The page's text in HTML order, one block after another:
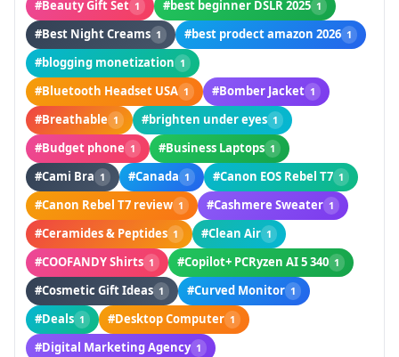
#Beauty Gift Set 1 #best beginner DSLR 2025 1
#Best Night Creams 1 #best prodect amazon 2026 1
#blogging monetization 1
#Bluetooth Headset USA 1 #Bomber Jacket 1
#Breathable 1 #brighten under eyes 1
#Budget phone 1 #Business Laptops 1
#Cami Bra 1 #Canada 1 #Canon EOS Rebel T7 1
#Canon Rebel T7 review 1 #Cashmere Sweater 1
#Ceramides & Peptides 1 #Clean Air 1
#COOFANDY Shirts 1 #Copilot+ PCRyzen AI 5 340 1
#Cosmetic Gift Ideas 1 #Curved Monitor 1
#Deals 1 #Desktop Computer 1
#Digital Marketing Agency 1